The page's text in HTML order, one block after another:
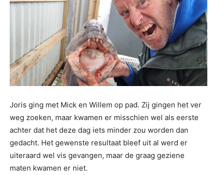
Joris ging met Mick en Willem op pad. Zij gingen het ver
weg zoeken, maar kwamen er misschien wel als eerste
achter dat het deze dag iets minder zou worden dan
gedacht. Het gewenste resultaat bleef uit al werd er
uiteraard wel vis gevangen, maar de graag geziene
maten kwamen er niet.